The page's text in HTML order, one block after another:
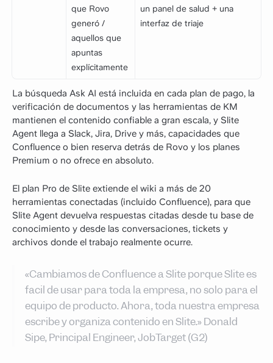
que Rovo
generó /
aquellos que
apuntas
explícitamente
un panel de salud + una
interfaz de triaje
La búsqueda Ask AI está incluida en cada plan de pago, la
verificación de documentos y las herramientas de KM
mantienen el contenido confiable a gran escala, y Slite
Agent llega a Slack, Jira, Drive y más, capacidades que
Confluence o bien reserva detrás de Rovo y los planes
Premium o no ofrece en absoluto.
El plan Pro de Slite extiende el wiki a más de 20
herramientas conectadas (incluido Confluence), para que
Slite Agent devuelva respuestas citadas desde tu base de
conocimiento y desde las conversaciones, tickets y
archivos donde el trabajo realmente ocurre.
«Cambiamos de Confluence a Slite porque Slite es
fácil de usar para toda la empresa, no solo para el
equipo de producto. Ahora, toda nuestra empresa
escribe y organiza contenido en Slite.» Donald
Sipe, Principal Engineer, JobTarget (G2)